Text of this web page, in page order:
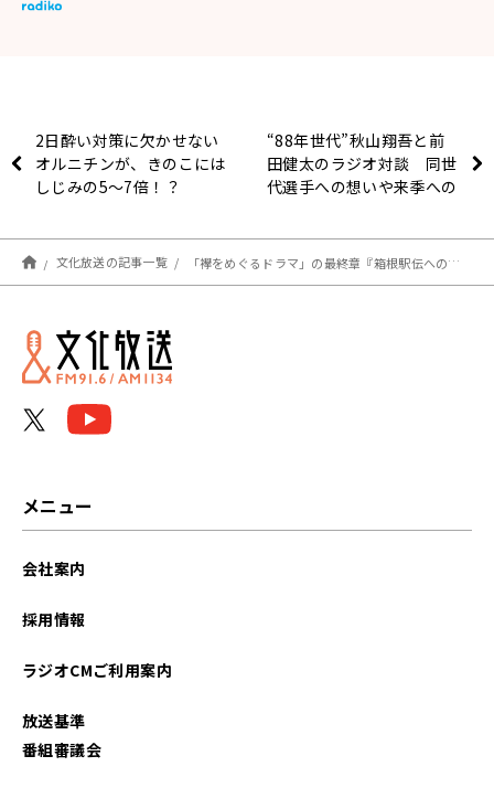
2日酔い対策に欠かせない
オルニチンが、きのこには
しじみの5～7倍！？
“88年世代”秋山翔吾と前
田健太のラジオ対談 同世
代選手への想いや来季への
べります』2025年1月3日
文化放送の記事一覧 「襷をめぐるドラマ」の最終章『箱根駅伝への道～襷と絆の物語』2025年1月10日（金）午後7時～放送決定！
メニュー
会社案内
採用情報
ラジオCMご利用案内
放送基準
番組審議会